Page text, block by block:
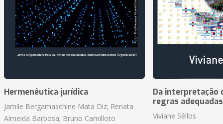
Hermenêutica jurídica
Jamile Bergamaschine Mata Diz; Renata
Almeida Barbosa; Bruno Camilloto
Da interpretação
regras
Viviane Séllos